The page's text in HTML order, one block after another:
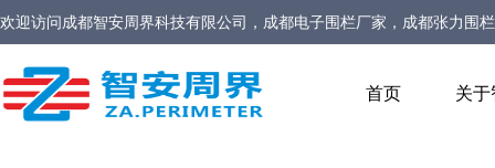
欢迎访问成都智安周界科技有限公司，成都电子围栏厂家，成都张力围
家，定位型振动光缆厂家，定位型振动光纤报警系统厂家，生物静电感
首页 关于